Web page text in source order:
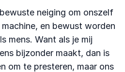
neiging om onszelf
en bewust worden
mens. Want als je mij
bijzonder maakt, dan is
om te presteren, maar ons